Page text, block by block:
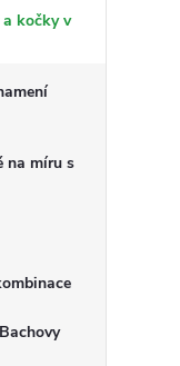
a kočky v
na míru s